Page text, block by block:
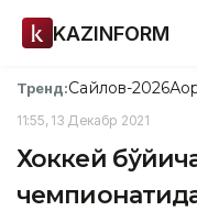
KAZINFORM
Тренд:Сайлов-2026
11:55, 13 Декабр 2021
Хоккей